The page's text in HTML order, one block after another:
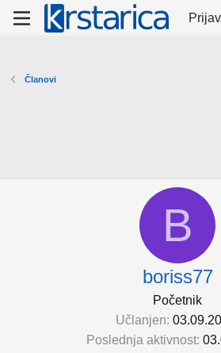
Članovi
B
boriss77
Početnik
Učlanjen
Poslednja aktivnost